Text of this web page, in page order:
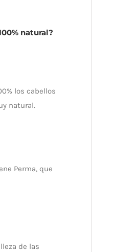
natural?
los cabellos
natural.
Perma, que
de las